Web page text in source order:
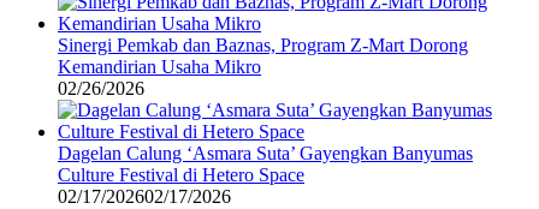
Sinergi Pemkab dan Baznas, Program Z-Mart Dorong
Kemandirian Usaha Mikro
02/26/2026
Dagelan Calung ‘Asmara Suta’ Gayengkan Banyumas
Culture Festival di Hetero Space
02/17/202602/17/2026